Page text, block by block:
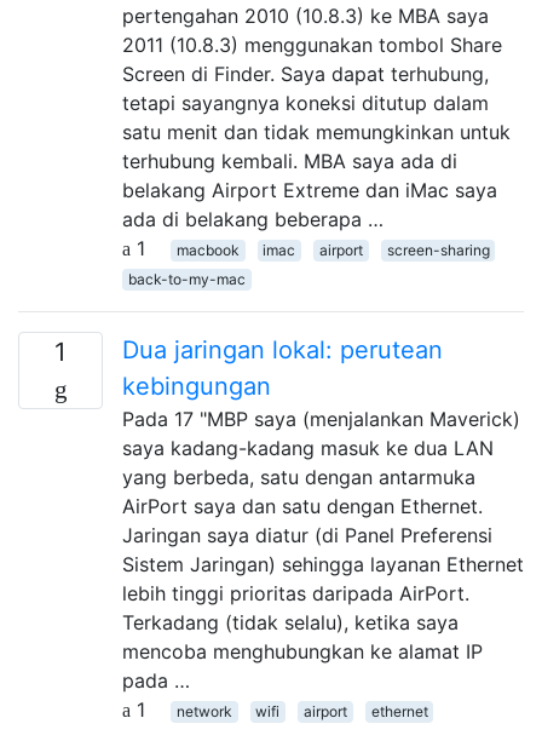
pertengahan 2010 (10.8.3) ke MBA saya
2011 (10.8.3) menggunakan tombol Share
Screen di Finder. Saya dapat terhubung,
tetapi sayangnya koneksi ditutup dalam
satu menit dan tidak memungkinkan untuk
terhubung kembali. MBA saya ada di
belakang Airport Extreme dan iMac saya
ada di belakang beberapa …
1
macbook imac airport
screen-sharing
back-to-my-mac
1
Dua jaringan lokal: perutean
kebingungan
Pada 17 "MBP saya (menjalankan Maverick)
saya kadang-kadang masuk ke dua LAN
yang berbeda, satu dengan antarmuka
AirPort saya dan satu dengan Ethernet.
Jaringan saya diatur (di Panel Preferensi
Sistem Jaringan) sehingga layanan Ethernet
lebih tinggi prioritas daripada AirPort.
Terkadang (tidak selalu), ketika saya
mencoba menghubungkan ke alamat IP
pada …
1
network wifi airport ethernet